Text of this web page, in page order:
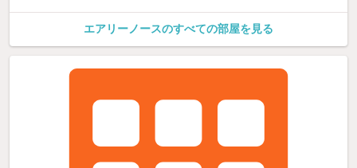
エアリーノースのすべての部屋を見る